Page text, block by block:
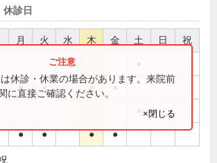
診日
月 火 水 木 金 土 日 祝
● ● ● ●
● ● ● ●
休診・休業の場合があります。来院前
に直接ご確認ください。
×閉じる